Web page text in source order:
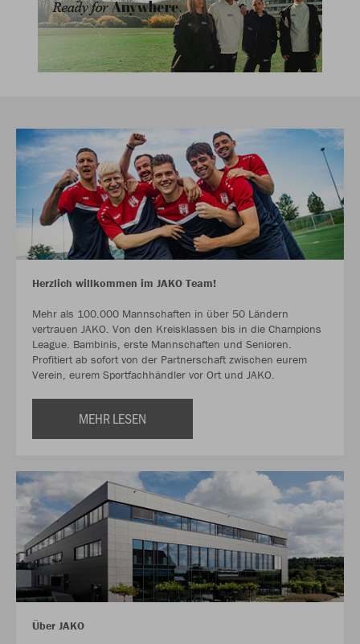
Herzlich willkommen im JAKO Team!
Mehr als 100.000 Mannschaften in über 50 Ländern
vertrauen JAKO. Von den Kreisklassen bis in die Champions
League. Bambinis, erste Mannschaften und Senioren.
Profitiert ab sofort von der Partnerschaft zwischen eurem
Verein, eurem Sportfachhändler vor Ort und JAKO.
MEHR LESEN
Über JAKO